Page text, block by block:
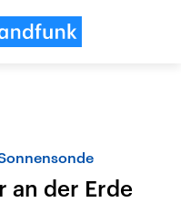
an der Erde